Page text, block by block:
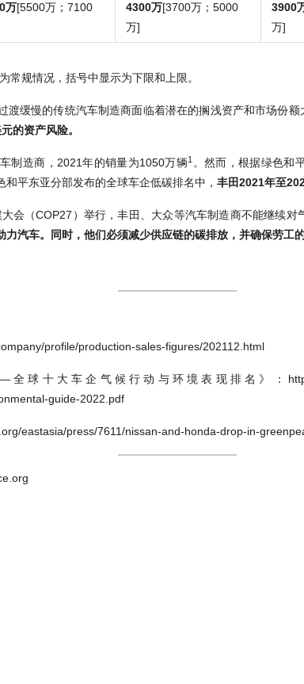
万[5500万；7100 4300万[3700万；5000
万]
3900
万]
常规情况，括号中显示为下限和上限。
缓慢的传统汽车制造商面临着潜在的搁浅资产和市场份额
的资产风险。
制造商，2021年的销量为1050万辆1 。然而，根据绿色和
和平东亚分部发布的全球车企低碳排名中， 丰田2021年至
会（COP27）举行，丰田、大众等汽车制造商不能继续对
汽车。同时，他们必须减少供应链的碳排放，并确保劳工
profile/production-sales-figures/202112.html
十大车企气候行动与环境表现排名》：https://
guide-2022.pdf
eastasia/press/7611/nissan-and-honda-drop-in-